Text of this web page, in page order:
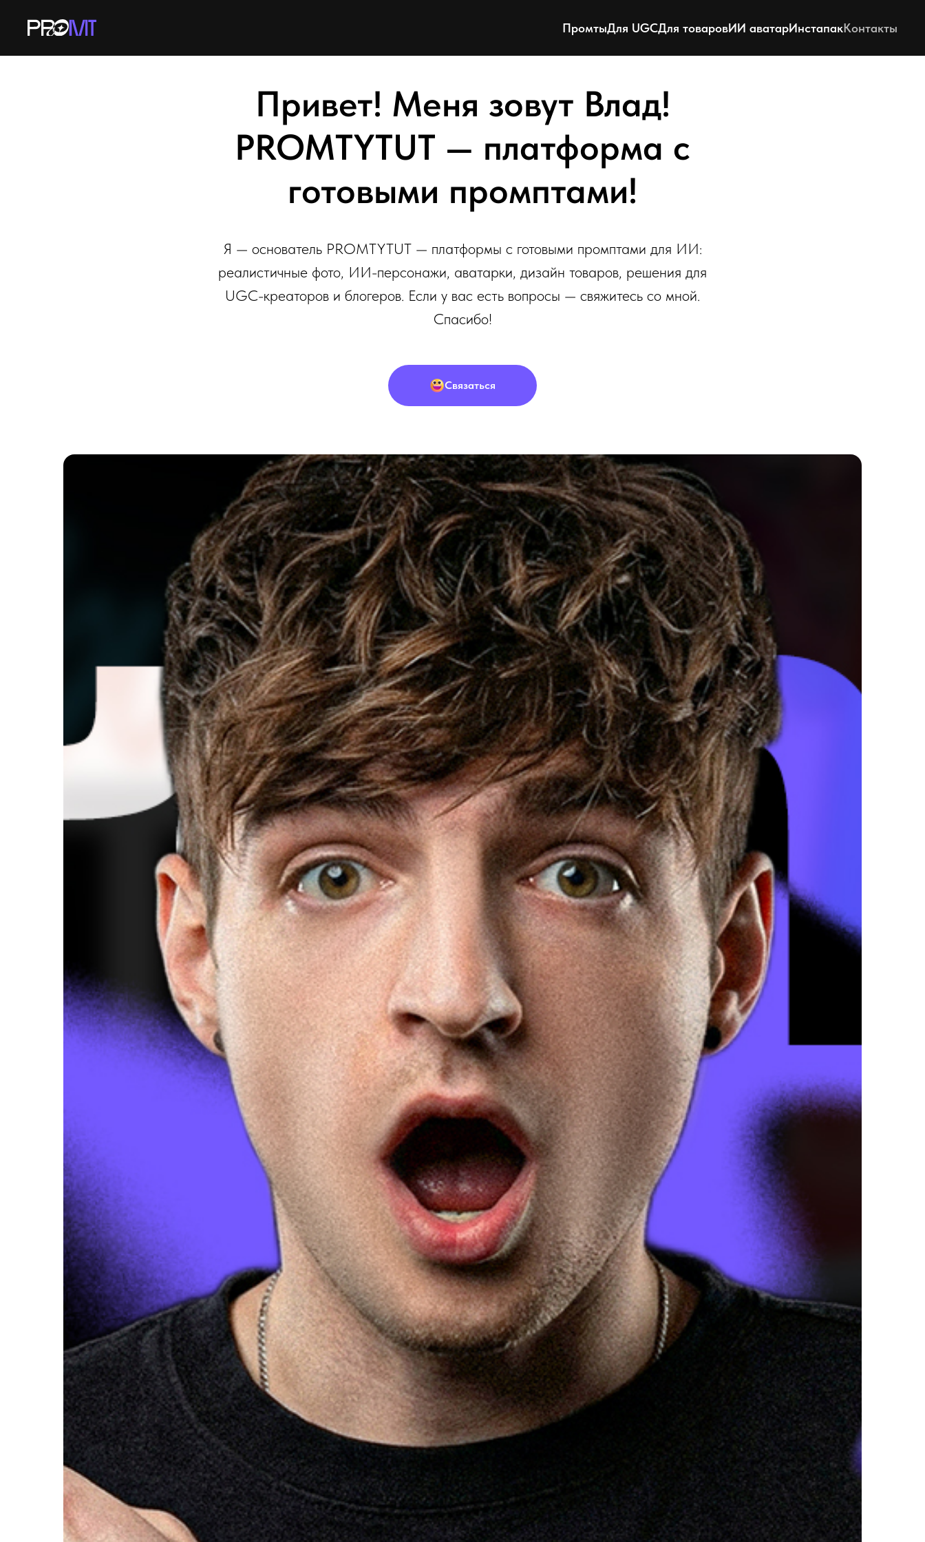
ПромтыДля UGCДля товаровИИ аватарИнстапакКонтакты
Привет! Меня зовут Влад!
PROMTYTUT — платформа с
готовыми промптами!
Я — основатель PROMTYTUT — платформы с готовыми промптами для ИИ:
реалистичные фото, ИИ-персонажи, аватарки, дизайн товаров, решения для
UGC-креаторов и блогеров. Если у вас есть вопросы — свяжитесь со мной.
Спасибо!
Связаться